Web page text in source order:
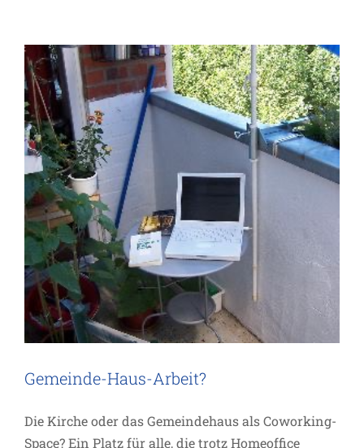
Gemeinde-Haus-Arbeit?
Die Kirche oder das Gemeindehaus als Coworking-
Space? Ein Platz für alle, die trotz Homeoffice